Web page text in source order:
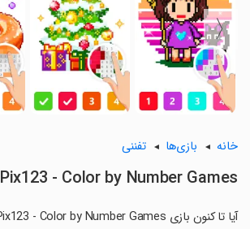
〈
خانه بازی‌ها تفننی
Pix123 - Color by Number Games